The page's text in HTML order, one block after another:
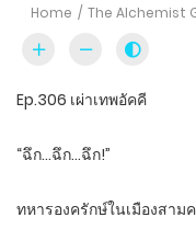
Home The Alchemist
Ep.306 เผ่าเทพอัคคี
“ฉึก…ฉึก…ฉึก!”
ทหารองครักษ์ในเมืองสาม